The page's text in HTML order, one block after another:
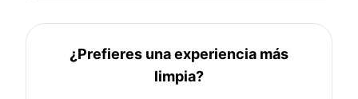
¿Prefieres una experiencia más
limpia?